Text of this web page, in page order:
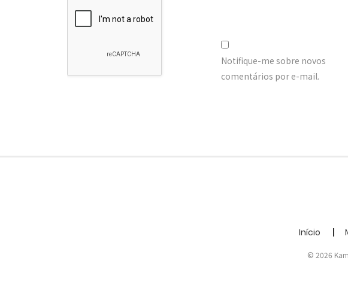
Notifique-me sobre novos
comentários por e-mail.
Início
© 2026